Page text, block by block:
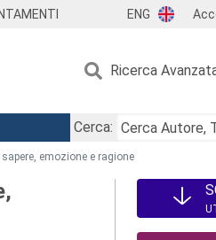
ENG
Ricerca
Cerca:
emozione e ragione